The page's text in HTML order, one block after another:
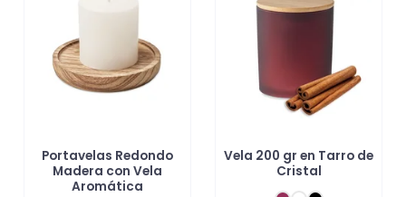
Portavelas Redondo
Madera con Vela
Aromática
Vela 200 gr en Tarro de
Cristal